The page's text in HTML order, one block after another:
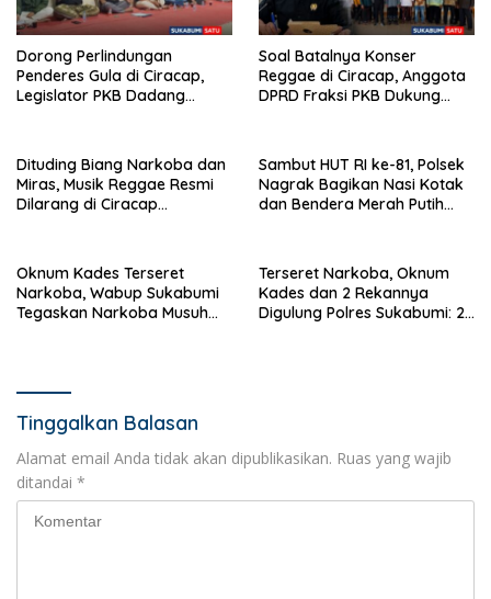
Dorong Perlindungan
Penderes Gula di Ciracap,
Legislator PKB Dadang
Ketenagakerjaan
Soal Batalnya Konser
Reggae di Ciracap, Anggota
DPRD Fraksi PKB Dukung
Dituding Biang Narkoba dan
Miras, Musik Reggae Resmi
Dilarang di Ciracap
Sambut HUT RI ke-81, Polsek
Nagrak Bagikan Nasi Kotak
dan Bendera Merah Putih
Oknum Kades Terseret
Narkoba, Wabup Sukabumi
Tegaskan Narkoba Musuh
Terseret Narkoba, Oknum
Kades dan 2 Rekannya
Digulung Polres Sukabumi: 28
Tinggalkan Balasan
Alamat email Anda tidak akan dipublikasikan. Ruas yang wajib
ditandai *